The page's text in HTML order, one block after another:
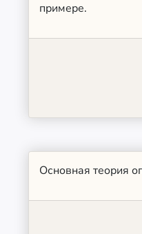
примере.
Основная теория